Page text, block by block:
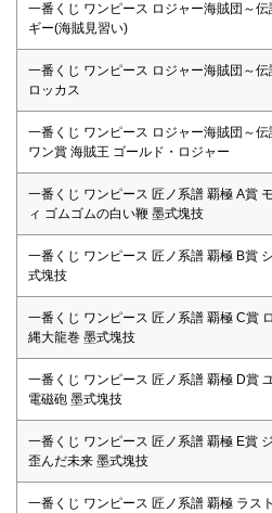
一番くじ ワンピース ロジャー海賊団～
ギー(海賊見習い)
一番くじ ワンピース ロジャー海賊団～伝
ロッカス
一番くじ ワンピース ロジャー海賊団～伝
ワン賞 海賊王 ゴールド・ロジャー
一番くじ ワンピース 匠ノ系譜 覇極 A賞
ィ ゴムゴムの白い鞭 墨式塊技
一番くじ ワンピース 匠ノ系譜 覇極 B賞
式塊技
一番くじ ワンピース 匠ノ系譜 覇極 C賞
縄大龍巻 墨式塊技
一番くじ ワンピース 匠ノ系譜 覇極 D賞
電磁砲 墨式塊技
一番くじ ワンピース 匠ノ系譜 覇極 E賞
歪んだ未来 墨式塊技
一番くじ ワンピース 匠ノ系譜 覇極 ラス